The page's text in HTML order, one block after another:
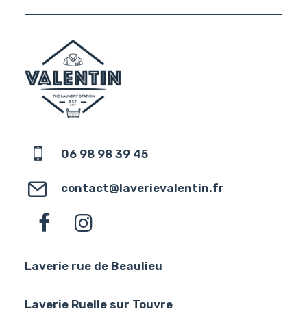
06 98 98 39 45
contact@laverievalentin.fr
Laverie rue de Beaulieu
Laverie Ruelle sur Touvre